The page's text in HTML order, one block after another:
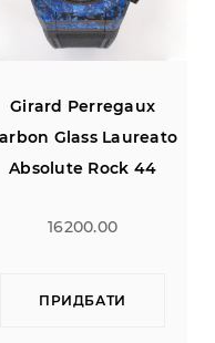
Girard Perregaux
Glass Laureato
Absolute Rock 44
16200.00
ПРИДБАТИ